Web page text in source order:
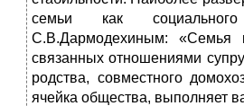
семьи как
С.В.Дармодехиным: «Семья
связанных отношениями
родства, совместного
ячейка общества, выполняет